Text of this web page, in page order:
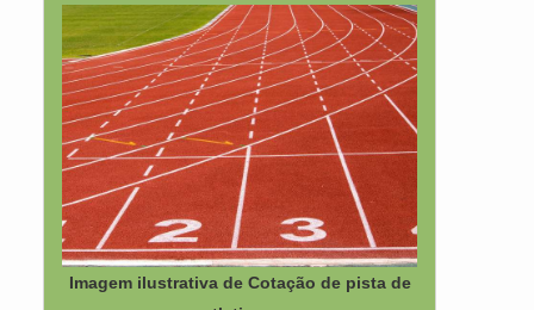
Imagem ilustrativa de Cotação de pista de